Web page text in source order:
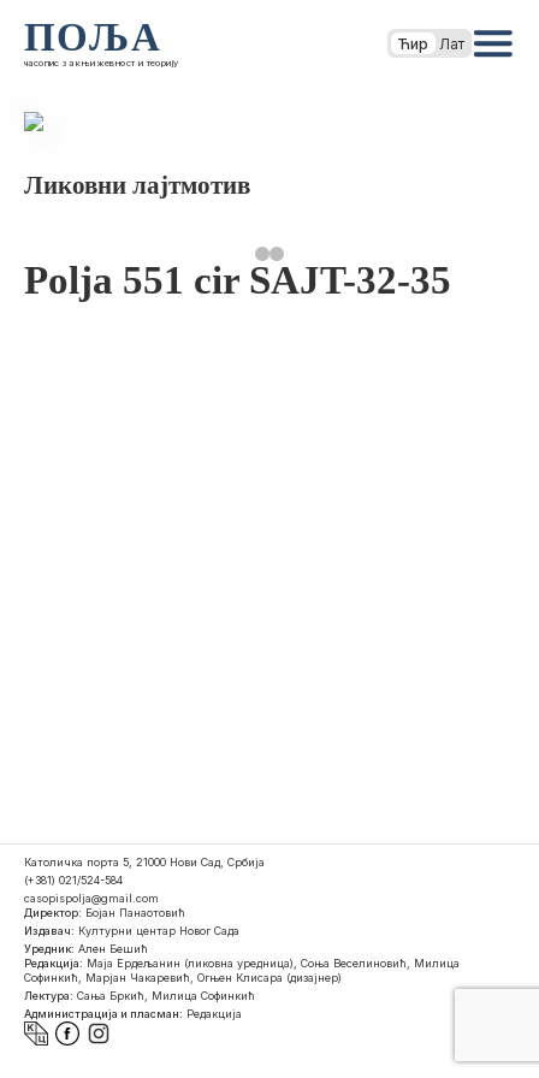
ПОЉА
часопис за књижевност и теорију
Ћир Лат
Ликовни лајтмотив
Polja 551 cir SAJT-32-35
Католичка порта 5, 21000 Нови Сад, Србија
(+381) 021/524-584
casopispolja@gmail.com
Директор: Бојан Панаотовић
Издавач: Културни центар Новог Сада
Уредник: Ален Бешић
Редакција: Маја Ердељанин (ликовна уредница), Соња Веселиновић, Милица
Софинкић, Марјан Чакаревић, Огњен Клисара (дизајнер)
Лектура: Сања Бркић, Милица Софинкић
Администрација и пласман: Редакција